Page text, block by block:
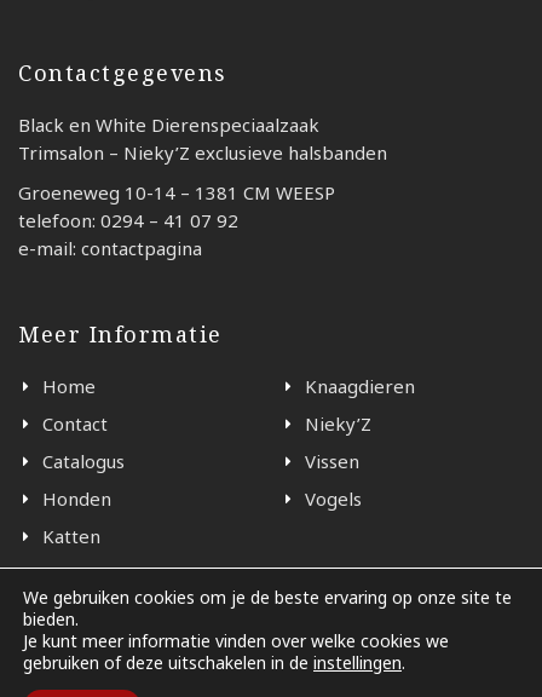
Contactgegevens
Black en White Dierenspeciaalzaak
Trimsalon – Nieky’Z exclusieve halsbanden
Groeneweg 10-14 – 1381 CM WEESP
telefoon: 0294 – 41 07 92
e-mail: contactpagina
Meer Informatie
Home
Contact
Catalogus
Honden
Katten
Knaagdieren
Nieky’Z
Vissen
Vogels
We gebruiken cookies om je de beste ervaring op onze site te
bieden.
Je kunt meer informatie vinden over welke cookies we
gebruiken of deze uitschakelen in de instellingen.